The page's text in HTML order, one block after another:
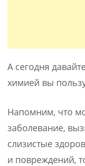
А сегодня
химией вы
Напомним, что
заболевание,
слизистые
и повреждений,